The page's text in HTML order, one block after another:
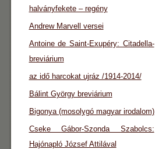
halványfekete – regény
Andrew Marvell versei
Antoine de Saint-Exupéry: Citadella-
breviárium
az idő harcokat ujráz /1914-2014/
Bálint György breviárium
Bigonya (mosolygó magyar irodalom)
Cseke Gábor-Szonda Szabolcs:
Hajónapló József Attilával